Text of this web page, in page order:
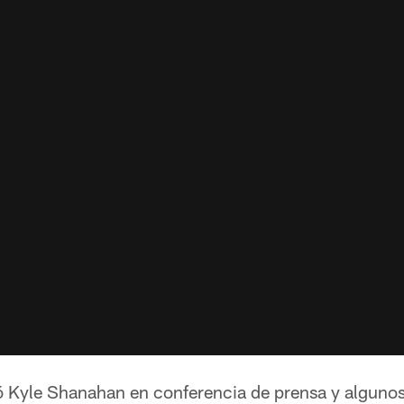
Kyle Shanahan en conferencia de prensa y